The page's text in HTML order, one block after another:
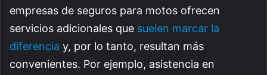
empresas de seguros para motos ofrecen
servicios adicionales que suelen marcar la
diferencia y, por lo tanto, resultan más
convenientes. Por ejemplo, asistencia en